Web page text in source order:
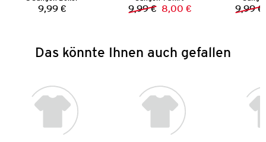
Preis:
9,99 € Vorheriger Preis:
9,99 € Neuer Preis:
8,00 € 9,99 €
Das könnte Ihnen auch gefallen